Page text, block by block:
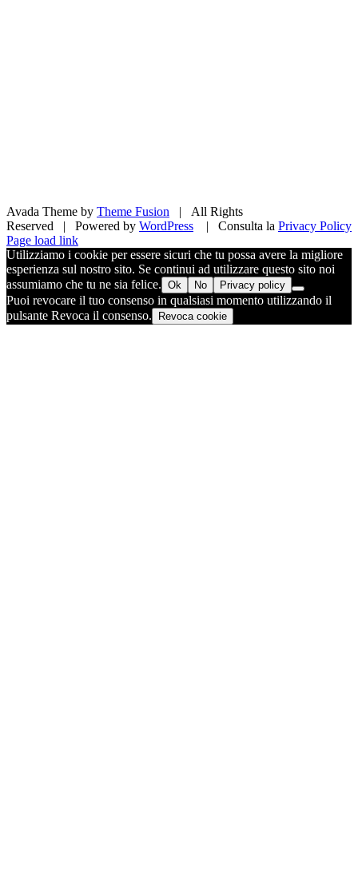
Avada Theme by Theme Fusion | All Rights
Reserved | Powered by WordPress | Consulta la Privacy Policy
Facebook
X
Pinterest
Instagram
Page load link
Utilizziamo i cookie per essere sicuri che tu possa avere la migliore
esperienza sul nostro sito. Se continui ad utilizzare questo sito noi
assumiamo che tu ne sia felice. Ok No Privacy policy
Puoi revocare il tuo consenso in qualsiasi momento utilizzando il
pulsante Revoca il consenso.
Revoca cookie